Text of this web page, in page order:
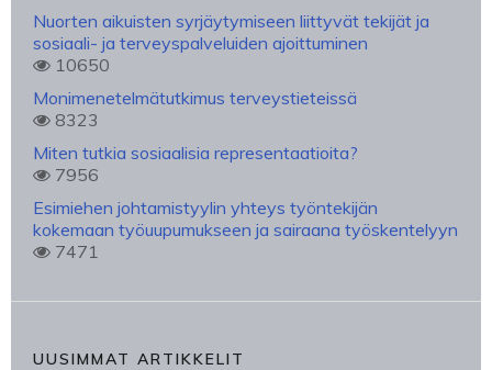
Nuorten aikuisten syrjäytymiseen liittyvät tekijät ja
sosiaali- ja terveyspalveluiden ajoittuminen
10650
Monimenetelmätutkimus terveystieteissä
8323
Miten tutkia sosiaalisia representaatioita?
7956
Esimiehen johtamistyylin yhteys työntekijän
kokemaan työuupumukseen ja sairaana työskentelyyn
7471
UUSIMMAT ARTIKKELIT